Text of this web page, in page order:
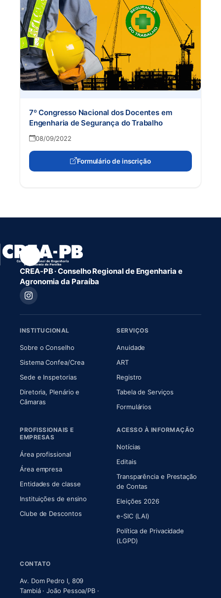
7º Congresso Nacional dos Docentes em
Engenharia de Segurança do Trabalho
08/09/2022
Formulário de inscrição
(abre em nova aba)
CREA-PB · Conselho Regional de Engenharia e
Agronomia da Paraíba
INSTITUCIONAL
Sobre o Conselho(abre em nova aba)
Sistema Confea/Crea(abre em nova aba)
Sede e Inspetorias
Diretoria, Plenário e
Câmaras(abre em nova aba)
SERVIÇOS
Anuidade
ART(abre em nova aba)
Registro
Tabela de Serviços
Formulários
PROFISSIONAIS E
EMPRESAS
Área profissional
Área empresa
Entidades de classe
Instituições de ensino
Clube de Descontos
ACESSO À INFORMAÇÃO
Notícias
Editais
Transparência e Prestação
de Contas
Eleições 2026
e-SIC (LAI)
Política de Privacidade
(LGPD)
CONTATO
Av. Dom Pedro I, 809
Tambiá · João Pessoa/PB ·